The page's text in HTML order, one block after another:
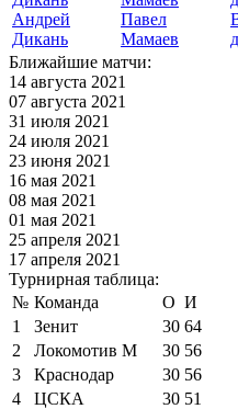
Андрей
Дикань
Павел
Мамаев
Ближайшие матчи:
14 августа 2021
07 августа 2021
31 июля 2021
24 июля 2021
23 июня 2021
16 мая 2021
08 мая 2021
01 мая 2021
25 апреля 2021
17 апреля 2021
Турнирная таблица:
№ Команда О И
1
Зенит 30 64
2
Локомотив М 30 56
3
Краснодар 30 56
4
ЦСКА 30 51